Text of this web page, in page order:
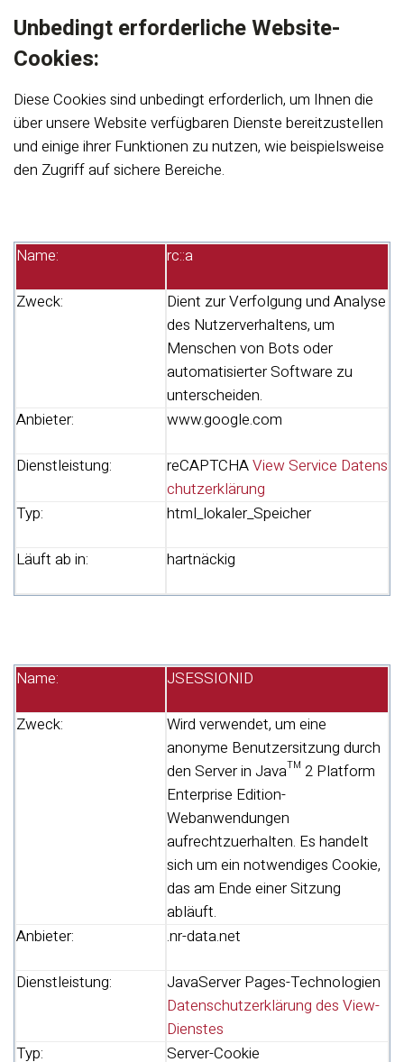
Unbedingt erforderliche Website-
Cookies:
Diese Cookies sind unbedingt erforderlich, um Ihnen die
über unsere Website verfügbaren Dienste bereitzustellen
und einige ihrer Funktionen zu nutzen, wie beispielsweise
den Zugriff auf sichere Bereiche.
Name: rc::a
Zweck:
Dient zur Verfolgung und Analyse
des Nutzerverhaltens, um
Menschen von Bots oder
automatisierter Software zu
unterscheiden.
Anbieter:
www.google.com
Dienstleistung: reCAPTCHAView Service Datens
chutzerklärung
Typ:
html_lokaler_Speicher
Läuft ab in: hartnäckig
Name: JSESSIONID
Zweck:
Wird verwendet, um eine
anonyme Benutzersitzung durch
den Server in Java™ 2 Platform
Enterprise Edition-
Webanwendungen
aufrechtzuerhalten. Es handelt
sich um ein notwendiges Cookie,
das am Ende einer Sitzung
abläuft.
Anbieter:
.nr-data.net
Dienstleistung:
JavaServer Pages-Technologien
Datenschutzerklärung des View-
Dienstes
Typ:
Server-Cookie